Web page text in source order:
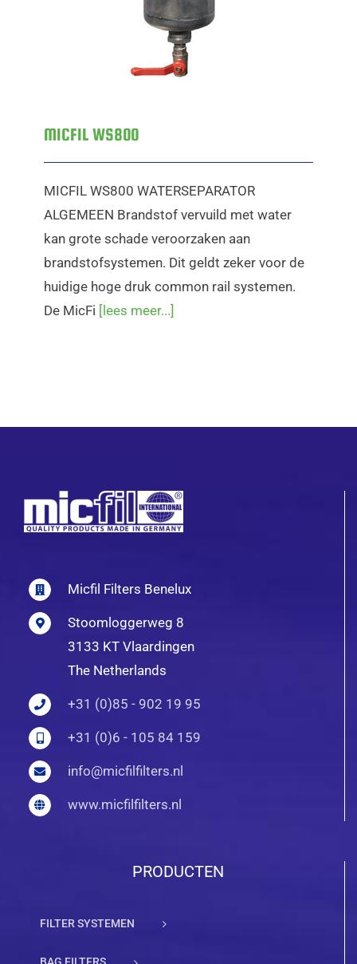
MICFIL WS800
MICFIL WS800 WATERSEPARATOR
ALGEMEEN Brandstof vervuild met water
kan grote schade veroorzaken aan
brandstofsystemen. Dit geldt zeker voor de
huidige hoge druk common rail systemen.
De MicFi [lees meer...]
Micfil Filters Benelux
Stoomloggerweg 8
3133 KT Vlaardingen
The Netherlands
+31 (0)85 - 902 19 95
+31 (0)6 - 105 84 159
info@micfilfilters.nl
www.micfilfilters.nl
PRODUCTEN
FILTER SYSTEMEN